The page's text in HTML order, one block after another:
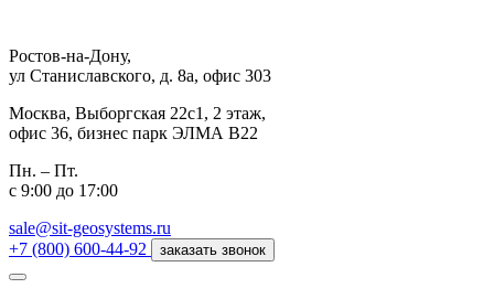
Ростов-на-Дону,
ул Станиславского, д. 8а, офис 303
Москва, Выборгская 22с1, 2 этаж,
офис 36, бизнес парк ЭЛМА В22
Пн. – Пт.
с 9:00 до 17:00
sale@sit-geosystems.ru
+7 (800) 600-44-92
заказать звонок